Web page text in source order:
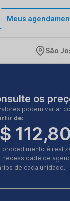
Meus
São
os
podem variar
de:
112,80
procedimento é
necessidade de
de cada unidade.